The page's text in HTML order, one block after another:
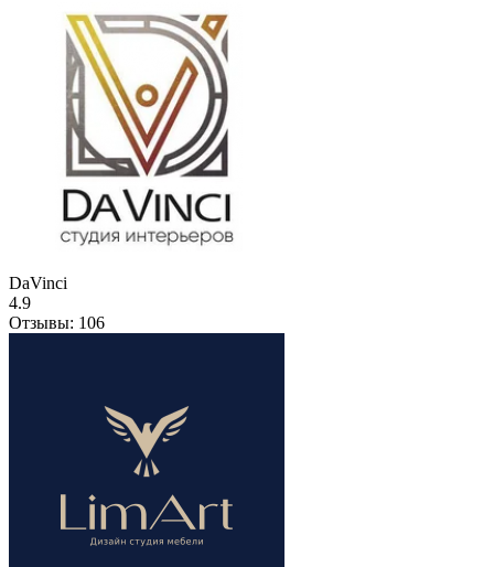
DaVinci
4.9
Отзывы: 106